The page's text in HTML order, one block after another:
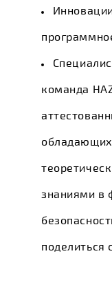
команда
знаниями в
поделиться